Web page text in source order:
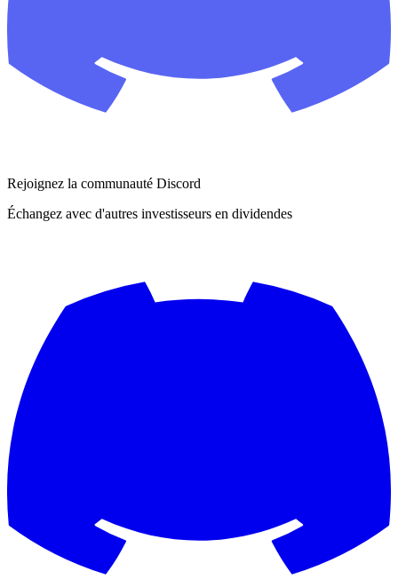
Rejoignez la communauté Discord
Échangez avec d'autres investisseurs en dividendes